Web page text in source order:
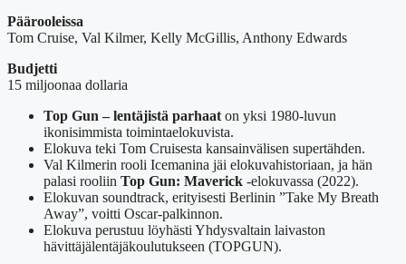
Päärooleissa
Tom Cruise, Val Kilmer, Kelly McGillis, Anthony Edwards
Budjetti
15 miljoonaa dollaria
Top Gun – lentäjistä parhaat on yksi 1980-luvun
ikonisimmista toimintaelokuvista.
Elokuva teki Tom Cruisesta kansainvälisen supertähden.
Val Kilmerin rooli Icemanina jäi elokuvahistoriaan, ja hän
palasi rooliin Top Gun: Maverick -elokuvassa (2022).
Elokuvan soundtrack, erityisesti Berlinin ”Take My Breath
Away”, voitti Oscar-palkinnon.
Elokuva perustuu löyhästi Yhdysvaltain laivaston
hävittäjälentäjäkoulutukseen (TOPGUN).